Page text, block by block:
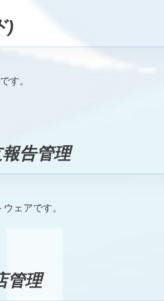
)
す。
告管理
ェアです。
管理